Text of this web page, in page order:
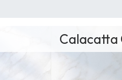
Calacatta